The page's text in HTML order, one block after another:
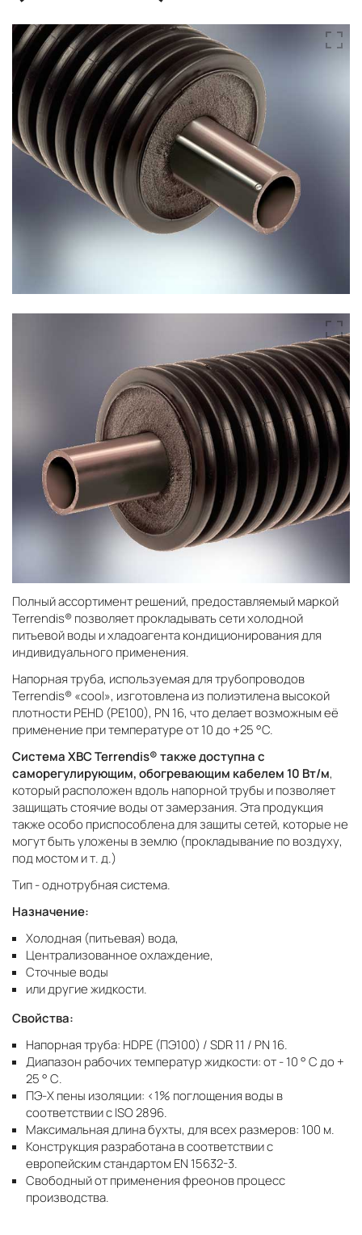
Полный ассортимент решений, предоставляемый маркой
Terrendis® позволяет прокладывать сети холодной
питьевой воды и хладоагента кондиционирования для
индивидуального применения.
Напорная труба, используемая для трубопроводов
Terrendis® «cool», изготовлена из полиэтилена высокой
плотности PEHD (PE100), PN 16, что делает возможным её
применение при температуре от 10 до +25 °C.
Система ХВС Terrendis® также доступна с
саморегулирующим, обогревающим кабелем 10 Вт/м,
который расположен вдоль напорной трубы и позволяет
защищать стоячие воды от замерзания. Эта продукция
также особо приспособлена для защиты сетей, которые не
могут быть уложены в землю (прокладывание по воздуху,
под мостом и т. д.)
Тип - однотрубная система.
Назначение:
Холодная (питьевая) вода,
Централизованное охлаждение,
Сточные воды
или другие жидкости.
Свойства:
Напорная труба: HDPE (ПЭ100) / SDR 11 / PN 16.
Диапазон рабочих температур жидкости: от - 10 ° С до +
25 ° С.
ПЭ-X пены изоляции: <1% поглощения воды в
соответствии с ISO 2896.
Максимальная длина бухты, для всех размеров: 100 м.
Конструкция разработана в соответствии с
европейским стандартом EN 15632-3.
Свободный от применения фреонов процесс
производства.